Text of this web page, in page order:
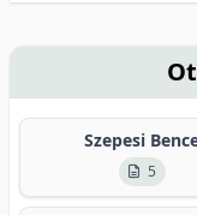
Szepesi
5